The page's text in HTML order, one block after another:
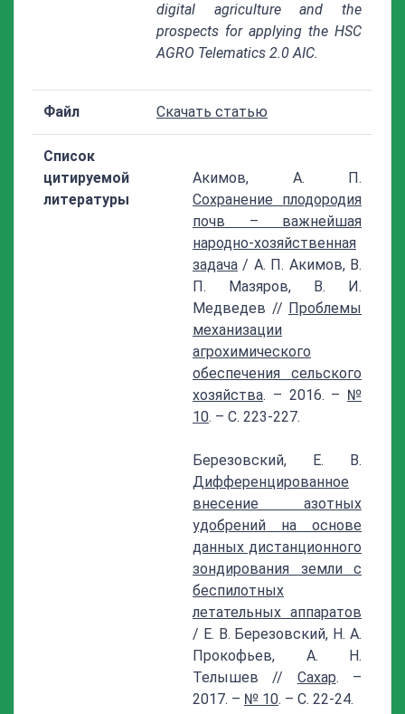
digital agriculture and the
prospects for applying the HSC
AGRO Telematics 2.0 AIC.
Файл Скачать статью
Список
цитируемой
литературы
Акимов, А. П.
Сохранение плодородия
почв – важнейшая
народно-хозяйственная
задача / А. П. Акимов, В.
П. Мазяров, В. И.
Медведев // Проблемы
механизации
агрохимического
обеспечения сельского
хозяйства. – 2016. – №
10. – С. 223-227.
Березовский, Е. В.
Дифференцированное
внесение азотных
удобрений на основе
данных дистанционного
зондирования земли с
беспилотных
летательных аппаратов
/ Е. В. Березовский, Н. А.
Прокофьев, А. Н.
Телышев // Сахар. –
2017. – № 10. – С. 22-24.